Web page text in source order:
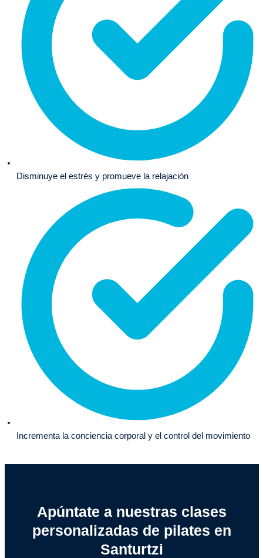
Disminuye el estrés y promueve la relajación
Incrementa la conciencia corporal y el control del movimiento
Apúntate a nuestras clases
personalizadas de pilates en
Santurtzi